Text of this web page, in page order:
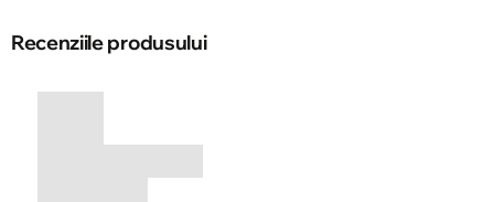
Recenziile produsului